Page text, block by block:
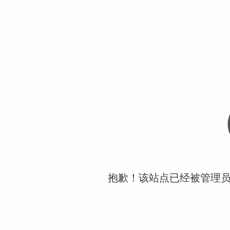
抱歉！该站点已经被管理